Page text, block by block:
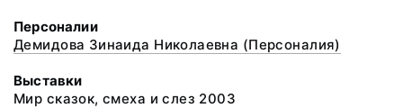
Персоналии
Демидова Зинаида Николаевна (Персоналия)
Выставки
Мир сказок, смеха и слез 2003